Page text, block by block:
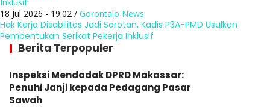
18 Jul 2026 - 19:02 / Gorontalo News
Hak Kerja Disabilitas Jadi Sorotan, Kadis P3A-PMD Usulkan
Pembentukan Serikat Pekerja Inklusif
Berita Terpopuler
Inspeksi Mendadak DPRD Makassar:
Penuhi Janji kepada Pedagang Pasar
Sawah